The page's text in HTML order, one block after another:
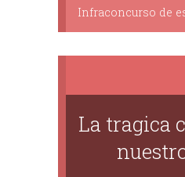
Infraconcurso de
La tragica